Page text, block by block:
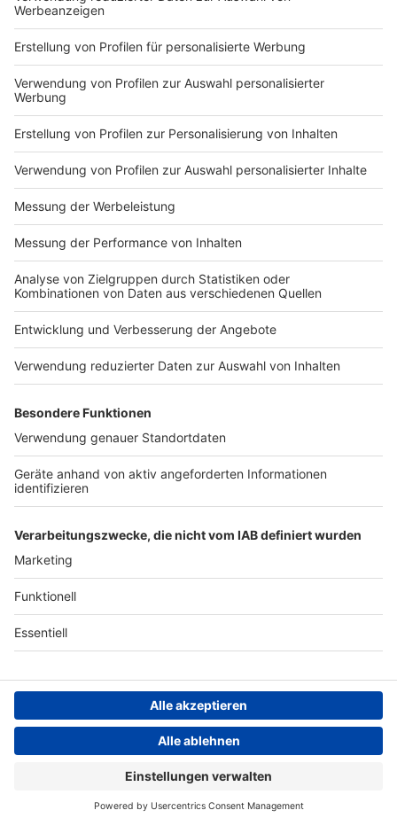
Markiere sie hierfür mit einem
Impressum
Nutzungsbedingungen
Jobs
Presse
Werben
Archiv
ANTENNE BAYERN GROUP
Stiftung ANTENNE BAYERN
hilft
Teilnahmebedingungen
Grounding Page ANTENNE
BAYERN
Kontakt
Studio-Hotline
Verkehrs-Hotline
Datenschutz­erklärung
einstellungen
Persönliche Datenkontrolle
Newsletter
ANTENNE BAYERN Live